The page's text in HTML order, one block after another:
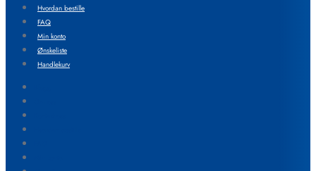
Hvordan bestille
FAQ
Min konto
Ønskeliste
Handlekurv